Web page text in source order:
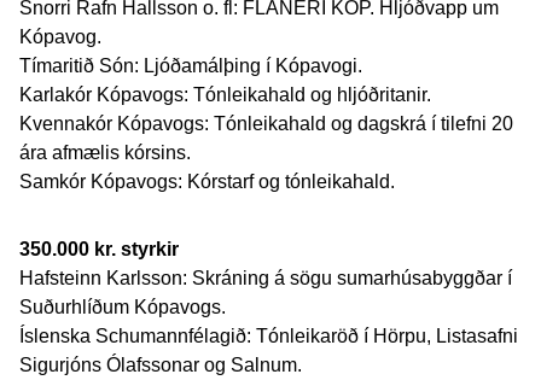
Snorri Rafn Hallsson o. fl: FLANERÍ KÓP. Hljóðvapp um
Kópavog.
Tímaritið Són: Ljóðamálþing í Kópavogi.
Karlakór Kópavogs: Tónleikahald og hljóðritanir.
Kvennakór Kópavogs: Tónleikahald og dagskrá í tilefni 20
ára afmælis kórsins.
Samkór Kópavogs: Kórstarf og tónleikahald.
350.000 kr. styrkir
Hafsteinn Karlsson: Skráning á sögu sumarhúsabyggðar í
Suðurhlíðum Kópavogs.
Íslenska Schumannfélagið: Tónleikaröð í Hörpu, Listasafni
Sigurjóns Ólafssonar og Salnum.